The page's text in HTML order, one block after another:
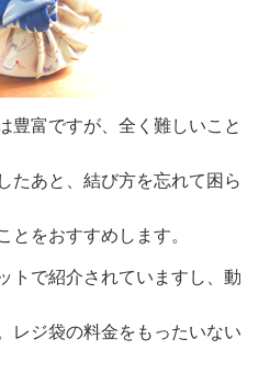
豊富ですが、全く難しいこと
たあと、結び方を忘れて困ら
とをおすすめします。
トで紹介されていますし、動
レジ袋の料金をもったいない